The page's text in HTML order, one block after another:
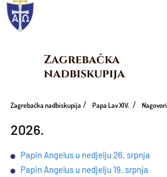
Zagrebačka
nadbiskupija
Zagrebačka nadbiskupija Papa Lav XIV. Nagovori
2026.
Papin Angelus u nedjelju 26. srpnja
Papin Angelus u nedjelju 19. srpnja